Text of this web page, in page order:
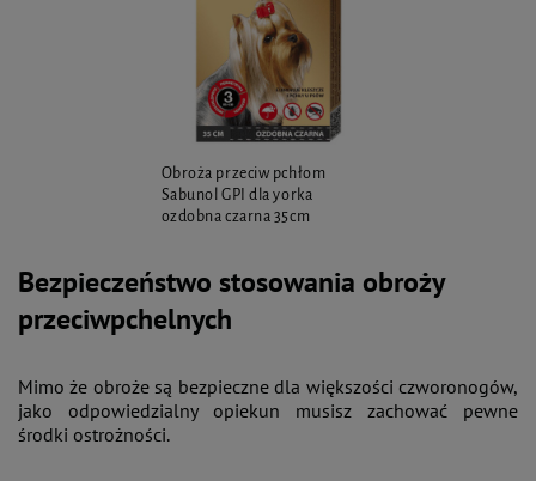
Obroża przeciw pchłom
Sabunol GPI dla yorka
ozdobna czarna 35cm
Bezpieczeństwo stosowania obroży
przeciwpchelnych
Mimo że obroże są bezpieczne dla większości czworonogów,
jako odpowiedzialny opiekun musisz zachować pewne
środki ostrożności.